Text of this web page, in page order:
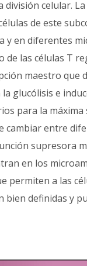
división celular.
de este
y en diferentes
de las células T
maestro
glucólisis e
para la
cambiar entre
supresora
en los
permiten a las
definidas y